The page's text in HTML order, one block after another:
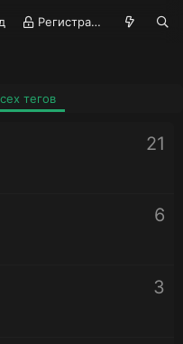
Регистрация
тегов
21
6
3